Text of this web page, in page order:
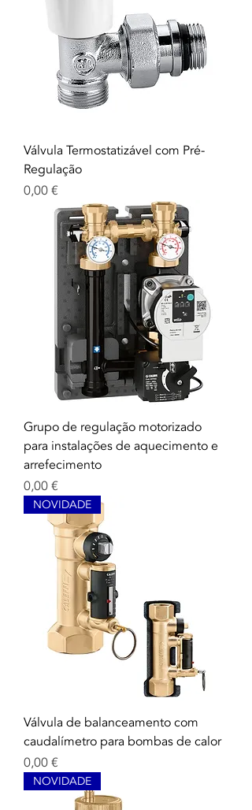
Válvula Termostatizável com Pré-
Regulação
Precio
0,00 €
Grupo de regulação motorizado
para instalações de aquecimento e
arrefecimento
Precio
0,00 €
NOVIDADE
Válvula de balanceamento com
caudalímetro para bombas de calor
Precio
0,00 €
NOVIDADE